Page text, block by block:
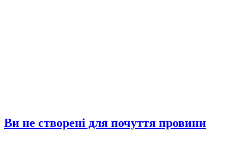
Ви не створені для почуття провини